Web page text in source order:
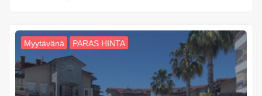
Myytävänä PARAS HINTA